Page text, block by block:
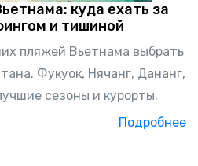
куда ехать за
и тишиной
пляжей Вьетнама выбрать
Фукуок, Нячанг, Дананг,
сезоны и курорты.
Подробнее